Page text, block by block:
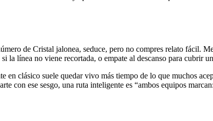
de Cristal jalonea, seduce, pero no compres relato fácil.
línea no viene recortada, o empate al descanso para cubrir
clásico suele quedar vivo más tiempo de lo que muchos
con ese sesgo, una ruta inteligente es “ambos equipos